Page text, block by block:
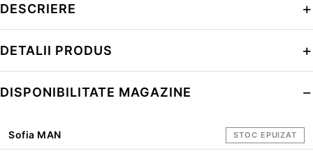
DESCRIERE
DETALII PRODUS
DISPONIBILITATE MAGAZINE
Sofia MAN STOC EPUIZAT